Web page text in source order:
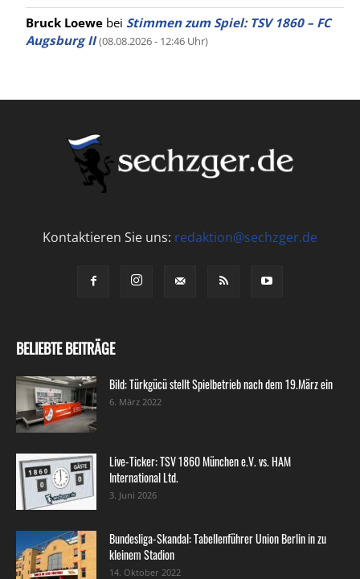
Bruck Loewe bei Stimmen zum Spiel: TSV 1860 – FC
Augsburg II (08.08.2026 - 12:46 Uhr)
Kontaktieren Sie uns: redaktion@sechzger.de
BELIEBTE BEITRÄGE
Bild: Türkgücü stellt Spielbetrieb nach dem 19.März ein
6. März 2022
Live-Ticker: TSV 1860 München e.V. vs. HAM
International Ltd.
3. Juni 2026
Bundesliga-Skandal: Tabellenführer Union Berlin in zu
kleinem Stadion
14. Oktober 2022